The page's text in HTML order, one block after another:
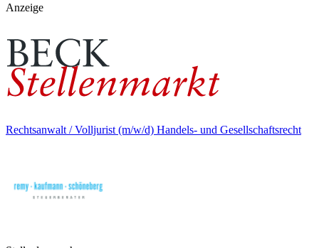
Anzeige
Rechtsanwalt / Volljurist (m/w/d) Handels- und Gesellschaftsrecht